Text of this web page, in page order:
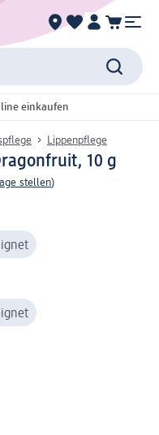
einkaufen
Lippenpflege
10 g
stellen)